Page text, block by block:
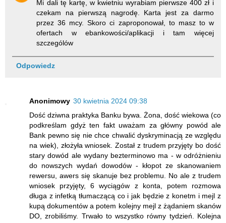
Mi dali tę kartę, w kwietniu wyrabiam pierwsze 400 zł i
czekam na pierwszą nagrodę. Karta jest za darmo
przez 36 mcy. Skoro ci zaproponował, to masz to w
ofertach w ebankowości/aplikacji i tam więcej
szczególów
Odpowiedz
Anonimowy 30 kwietnia 2024 09:38
Dość dziwna praktyka Banku bywa. Żona, dość wiekowa (co
podkreślam gdyż ten fakt uważam za główny powód ale
Bank pewno się nie chce chwalić dyskryminacją ze względu
na wiek), złożyła wniosek. Został z trudem przyjęty bo dość
stary dowód ale wydany bezterminowo ma - w odróżnieniu
do nowszych wydań dowodów - kłopot ze skanowaniem
rewersu, awers się skanuje bez problemu. No ale z trudem
wniosek przyjęty, 6 wyciągów z konta, potem rozmowa
długa z infetką tłumaczącą co i jak będzie z konetm i mejl z
kupą dokumentów a potem kolejny mejl z żądaniem skanów
DO, zrobiliśmy. Trwało to wszystko równy tydzień. Kolejna